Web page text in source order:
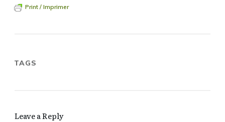
Print / Imprimer
TAGS
Leave a Reply